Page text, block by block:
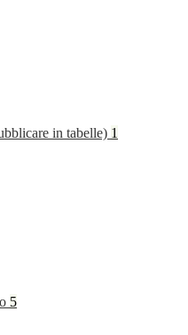
in tabelle) 1
5